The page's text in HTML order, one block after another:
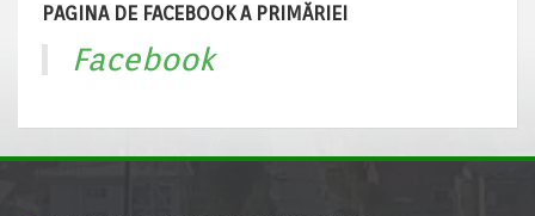
PAGINA DE FACEBOOK A PRIMĂRIEI
Facebook